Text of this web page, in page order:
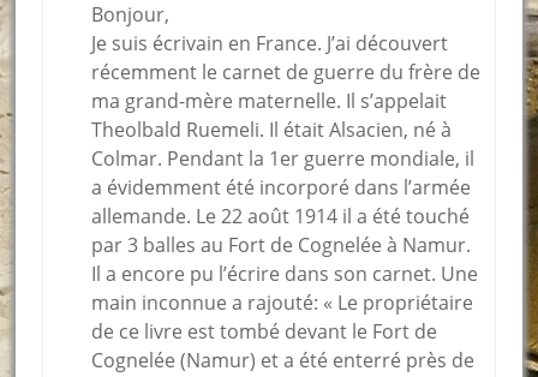
Bonjour,
Je suis écrivain en France. J’ai découvert
récemment le carnet de guerre du frère de
ma grand-mère maternelle. Il s’appelait
Theolbald Ruemeli. Il était Alsacien, né à
Colmar. Pendant la 1er guerre mondiale, il
a évidemment été incorporé dans l’armée
allemande. Le 22 août 1914 il a été touché
par 3 balles au Fort de Cognelée à Namur.
Il a encore pu l’écrire dans son carnet. Une
main inconnue a rajouté: « Le propriétaire
de ce livre est tombé devant le Fort de
Cognelée (Namur) et a été enterré près de